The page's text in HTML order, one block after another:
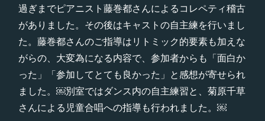
過ぎまでピアニスト藤巻都さんによるコレペティ稽古
がありました。その後はキャストの自主練を行いまし
た。藤巻都さんのご指導はリトミック的要素も加えな
がらの、大変為になる内容で、参加者からも「面白か
った」「参加してとても良かった」と感想が寄せられ
ました。￼別室ではダンス内の自主練習と、菊原千草
さんによる児童合唱への指導も行われました。￼